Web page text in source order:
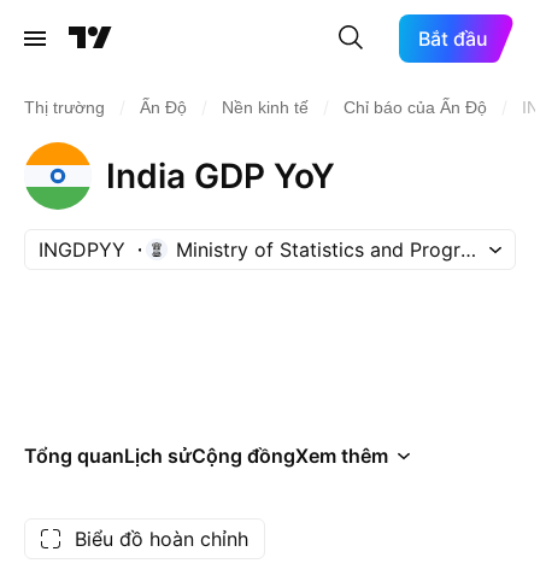
Bắt đầu
Thị trường Ấn Độ Nền kinh tế Chỉ báo của Ấn Độ
India GDP YoY
INGDPYY Ministry of Statistics and Programme
Tổng quanLịch sửCộng đồngXem thêm
Biểu đồ hoàn chỉnh